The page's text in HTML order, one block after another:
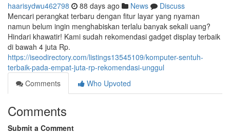
haarisydwu462798 88 days ago News
Discuss
Mencari perangkat terbaru dengan fitur layar yang nyaman
namun belum ingin menghabiskan terlalu banyak sekali uang?
Hindari khawatir! Kami sudah rekomendasi gadget display terbaik
di bawah 4 juta Rp.
https://iseodirectory.com/listings13545109/komputer-sentuh-
terbaik-pada-empat-juta-rp-rekomendasi-unggul
Comments
Who Upvoted
Comments
Submit a Comment